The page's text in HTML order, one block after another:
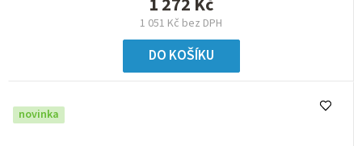
1 051 Kč bez DPH
DO KOŠÍKU
novinka